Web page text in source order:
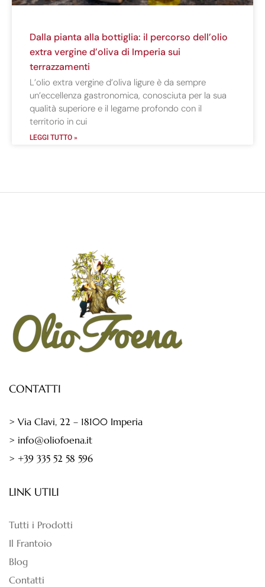
Dalla pianta alla bottiglia: il percorso dell’olio
extra vergine d’oliva di Imperia sui
terrazzamenti
L’olio extra vergine d’oliva ligure è da sempre
un’eccellenza gastronomica, conosciuta per la sua
qualità superiore e il legame profondo con il
territorio in cui
LEGGI TUTTO »
CONTATTI
> Via Clavi, 22 – 18100 Imperia
> info@oliofoena.it
> +39 335 52 58 596
LINK UTILI
Tutti i Prodotti
Il Frantoio
Blog
Contatti